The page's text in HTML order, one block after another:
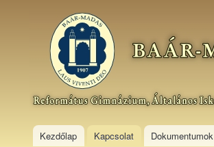
Baár–
Madas
Református
Gimnázium,
Általános
Kollégium
Kezdőlap Kapcsolat Dokumentumok